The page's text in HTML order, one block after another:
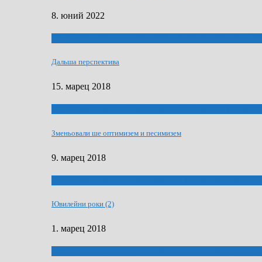
8. юний 2022
Дальша перспектива
15. марец 2018
Зменьовали ше оптимизем и песимизем
9. марец 2018
Ювилейни роки (2)
1. марец 2018